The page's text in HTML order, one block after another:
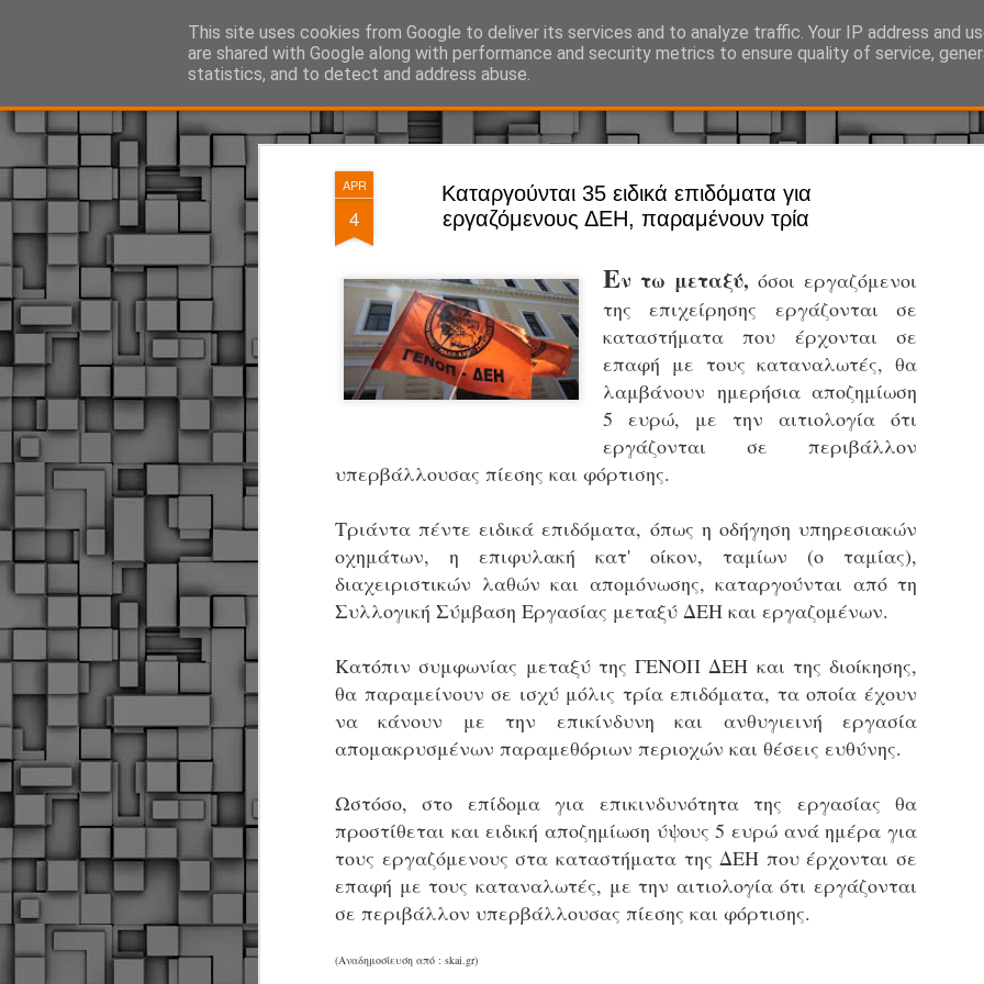
APR
4
Καταργούνται 35 ειδικά επιδόματα για
εργαζόμενους ΔΕΗ, παραμένουν τρία
Εν τω μεταξύ, όσοι εργαζόμενοι
της επιχείρησης εργάζονται σε
καταστήματα που έρχονται σε
επαφή με τους καταναλωτές, θα
λαμβάνουν ημερήσια αποζημίωση
5 ευρώ, με την αιτιολογία ότι
εργάζονται σε περιβάλλον
υπερβάλλουσας πίεσης και φόρτισης.
Τριάντα πέντε ειδικά επιδόματα, όπως η οδήγηση υπηρεσιακών
οχημάτων, η επιφυλακή κατ' οίκον, ταμίων (ο ταμίας),
διαχειριστικών λαθών και απομόνωσης, καταργούνται από τη
Συλλογική Σύμβαση Εργασίας μεταξύ ΔΕΗ και εργαζομένων.
Κατόπιν συμφωνίας μεταξύ της ΓΕΝΟΠ ΔΕΗ και της διοίκησης,
θα παραμείνουν σε ισχύ μόλις τρία επιδόματα, τα οποία έχουν
να κάνουν με την επικίνδυνη και ανθυγιεινή εργασία
απομακρυσμένων παραμεθόριων περιοχών και θέσεις ευθύνης.
Ωστόσο, στο επίδομα για επικινδυνότητα της εργασίας θα
προστίθεται και ειδική αποζημίωση ύψους 5 ευρώ ανά ημέρα για
τους εργαζόμενους στα καταστήματα της ΔΕΗ που έρχονται σε
επαφή με τους καταναλωτές, με την αιτιολογία ότι εργάζονται
σε περιβάλλον υπερβάλλουσας πίεσης και φόρτισης.
(Αναδημοσίευση από : skai.gr)
This site uses cookies from Google to deliver its services and to analyze traffic. Your IP address and
are shared with Google along with performance and security metrics to ensure quality of service,
statistics, and to detect and address abuse.
ΔΗΜΟΤΙΚΗ ΑΣΤΥΝΟΜΙΑ, τα νέα! Ό, τι συμβαίνει γύρω από τη Δημοτική Αστυνομία, την τοπική
Ξεκινά επίσημα η
Η Δημοτική Αστυνομία
καθώς από την 1η
επιχειρησιακή
παρουσία του Δήμου
χώρους.
ήδη ολοκληρώσει την
είναι έτοιμοι να
Στο πλαίσιο της
ολοκαίνουργια
JUN
Δήμος Κοζάνης :